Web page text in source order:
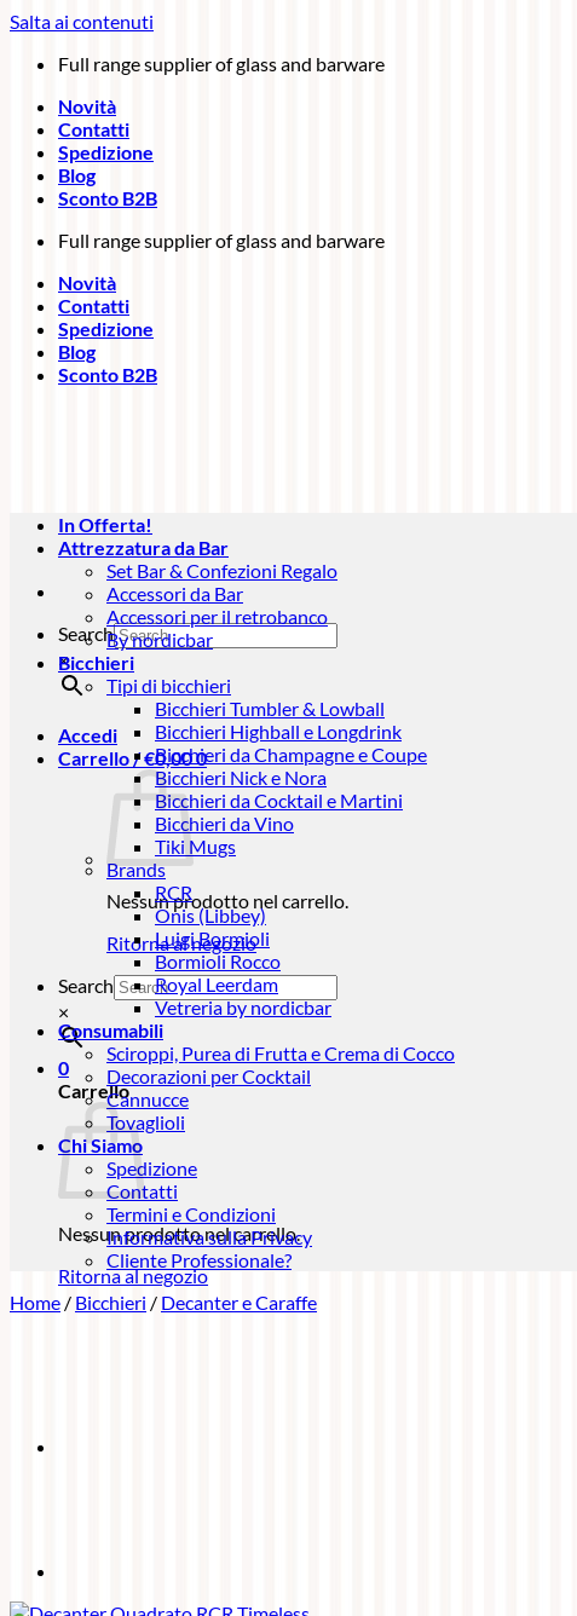
Salta ai contenuti
Full range supplier of glass and barware
Novità
Contatti
Spedizione
Blog
Sconto B2B
Full range supplier of glass and barware
Novità
Contatti
Spedizione
Blog
Sconto B2B
Search
×
Accedi
Carrello /€0,000
Nessun prodotto nel carrello.
Ritorna al negozio
Search
×
0
Carrello
Nessun prodotto nel carrello.
Ritorna al negozio
In Offerta!
Attrezzatura da Bar
Set Bar & Confezioni Regalo
Accessori da Bar
Accessori per il retrobanco
By nordicbar
Bicchieri
Tipi di bicchieri
Bicchieri Tumbler & Lowball
Bicchieri Highball e Longdrink
Bicchieri da Champagne e Coupe
Bicchieri Nick e Nora
Bicchieri da Cocktail e Martini
Bicchieri da Vino
Tiki Mugs
Brands
RCR
Onis (Libbey)
Luigi Bormioli
Bormioli Rocco
Royal Leerdam
Vetreria by nordicbar
Consumabili
Sciroppi, Purea di Frutta e Crema di Cocco
Decorazioni per Cocktail
Cannucce
Tovaglioli
Chi Siamo
Spedizione
Contatti
Termini e Condizioni
Informativa sulla Privacy
Cliente Professionale?
Home / Bicchieri / Decanter e Caraffe